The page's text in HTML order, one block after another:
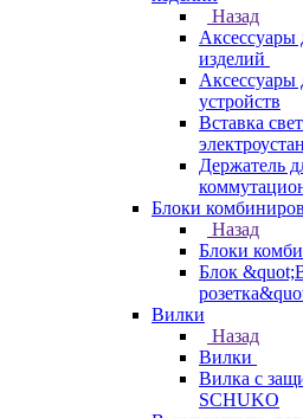
Назад
Аксессуары
изделий
Аксессуары
устройств
Вставка
Держатель
Блоки
Назад
Блоки
Блок
Вилки
Назад
Вилки
Вилка с
SCHUKO